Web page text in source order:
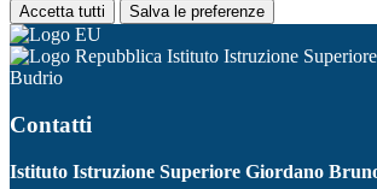
Accetta tutti Salva le preferenze
Istituto Istruzione
Budrio
Contatti
Istituto Istruzione Superiore Giordano